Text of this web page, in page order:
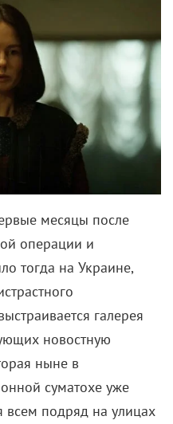
месяцы после
операции и
тогда на Украине,
галерея
новостную
ныне в
суматохе уже
всем подряд на улицах